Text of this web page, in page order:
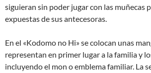
siguieran sin poder jugar con las muñecas
expuestas de sus antecesoras.
En el «Kodomo no Hi» se colocan unas
representan en primer lugar a la familia y
incluyendo el mon o emblema familiar. La